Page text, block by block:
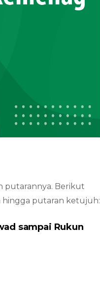
putarannya. Berikut
hingga putaran ketujuh:
sampai Rukun